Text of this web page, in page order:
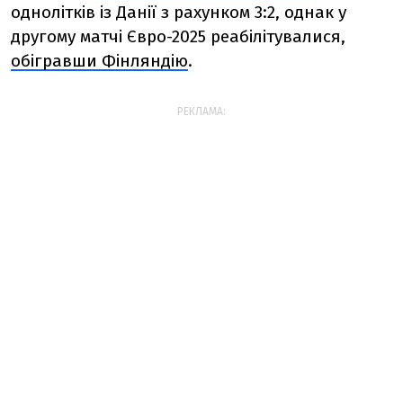
однолітків із Данії з рахунком 3:2, однак у
другому матчі Євро-2025 реабілітувалися,
обігравши Фінляндію.
РЕКЛАМА: